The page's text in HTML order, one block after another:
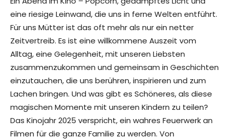
eine riesige Leinwand, die uns in ferne Welten entführt.
Für uns Mütter ist das oft mehr als nur ein netter
Zeitvertreib. Es ist eine willkommene Auszeit vom
Alltag, eine Gelegenheit, mit unseren Liebsten
zusammenzukommen und gemeinsam in Geschichten
einzutauchen, die uns berühren, inspirieren und zum
Lachen bringen. Und was gibt es Schöneres, als diese
magischen Momente mit unseren Kindern zu teilen?
Das Kinojahr 2025 verspricht, ein wahres Feuerwerk an
Filmen für die ganze Familie zu werden. Von